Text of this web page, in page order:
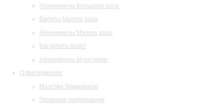
Абонементы Большого зала
Билеты Малого зала
Абонементы Малого зала
Как купить билет
Абонементы Музитория
О филармонии
Маэстро Темирканов
Правовая информация